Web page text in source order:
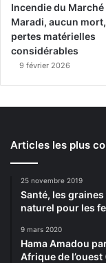
Incendie du Marché
Maradi, aucun
pertes matérielles
considérables
9 février 2026
Articles les plus
25 novembre 2019
Santé, les
naturel pour les
9 mars 2020
Hama Amadou
Afrique de